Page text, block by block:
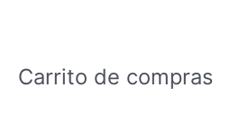
Carrito de compras